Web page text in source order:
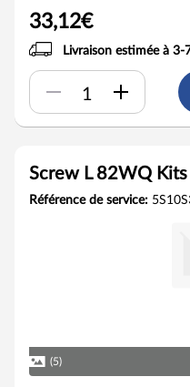
33,12€
Livraison estimée à 3-
Screw L 82WQ Kits
Référence de service:
(5)